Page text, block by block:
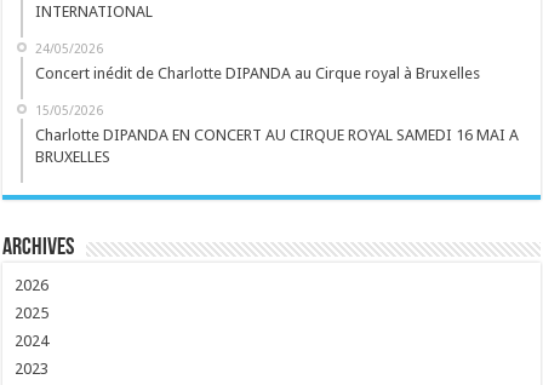
INTERNATIONAL
24/05/2026
Concert inédit de Charlotte DIPANDA au Cirque royal à Bruxelles
15/05/2026
Charlotte DIPANDA EN CONCERT AU CIRQUE ROYAL SAMEDI 16 MAI A
BRUXELLES
Archives
2026
2025
2024
2023